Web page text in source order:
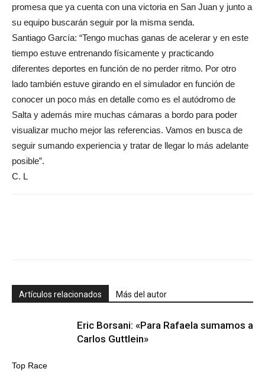
promesa que ya cuenta con una victoria en San Juan y junto a
su equipo buscarán seguir por la misma senda.
Santiago García: “Tengo muchas ganas de acelerar y en este
tiempo estuve entrenando físicamente y practicando
diferentes deportes en función de no perder ritmo. Por otro
lado también estuve girando en el simulador en función de
conocer un poco más en detalle como es el autódromo de
Salta y además mire muchas cámaras a bordo para poder
visualizar mucho mejor las referencias. Vamos en busca de
seguir sumando experiencia y tratar de llegar lo más adelante
posible”.
C. L
Artículos relacionados Más del autor
Top Race
Eric Borsani: «Para Rafaela sumamos a
Carlos Guttlein»